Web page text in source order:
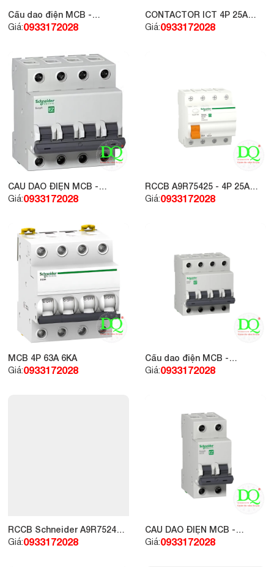
Cầu dao điện MCB -
SCHNEIDER EASY 3P 16A
Giá:0933172028
CONTACTOR ICT 4P 25A
4NC 24Vac
Giá:0933172028
CẦU DAO ĐIỆN MCB -
SCHNEIDER EASY 4P 50A
Giá:0933172028
RCCB A9R75425 - 4P 25A
300MA
Giá:0933172028
MCB 4P 63A 6KA
Giá:0933172028
Cầu dao điện MCB -
SCHNEIDER EASY 4P 40A
Giá:0933172028
RCCB Schneider A9R75240
2P 40A 300mA
Giá:0933172028
CẦU DAO ĐIỆN MCB -
SCHNEIDER EZ9F34206 2P
Giá:0933172028